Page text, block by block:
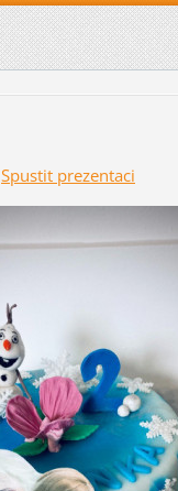
Spustit prezentaci